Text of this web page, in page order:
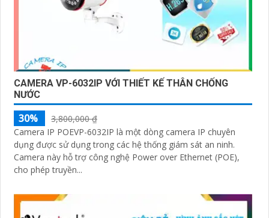
CAMERA VP-6032IP VỚI THIẾT KẾ THÂN CHỐNG
NƯỚC
30%
3,800,000 ₫
Camera IP POEVP-6032IP là một dòng camera IP chuyên
dụng được sử dụng trong các hệ thống giám sát an ninh.
Camera này hỗ trợ công nghệ Power over Ethernet (POE),
cho phép truyền...